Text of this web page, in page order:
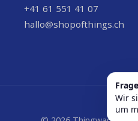
+41 61 551 41 07
hallo@shopofthings.ch